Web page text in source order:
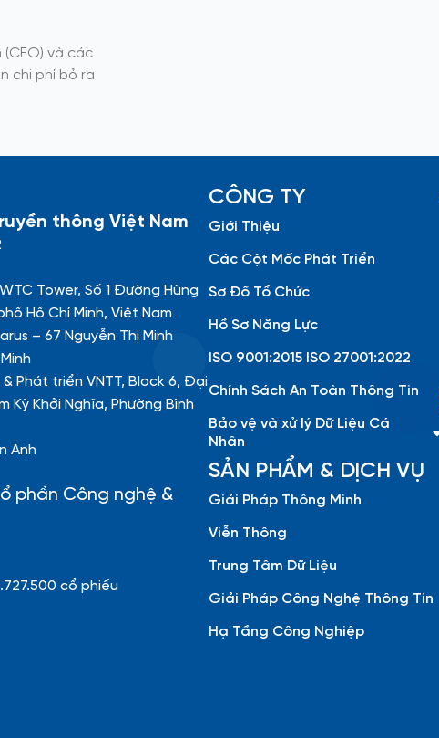
và các
chi phí bỏ ra
thông Việt Nam
Tower, Số 1 Đường Hùng
Hồ Chí Minh, Việt Nam
– 67 Nguyễn Thị Minh
Phát triển VNTT, Block 6, Đại
Khởi Nghĩa, Phường Bình
Anh
phần Công nghệ &
cổ phiếu
CÔNG TY
Giới Thiệu
Các Cột Mốc Phát Triển
Sơ Đồ Tổ Chức
Hồ Sơ Năng Lực
ISO 9001:2015 ISO 27001:2022
Chính Sách An Toàn Thông Tin
Bảo vệ và xử lý Dữ Liệu Cá
Nhân
SẢN PHẨM & DỊCH VỤ
Giải Pháp Thông Minh
Viễn Thông
Trung Tâm Dữ Liệu
Giải Pháp Công Nghệ Thông Tin
Hạ Tầng Công Nghiệp